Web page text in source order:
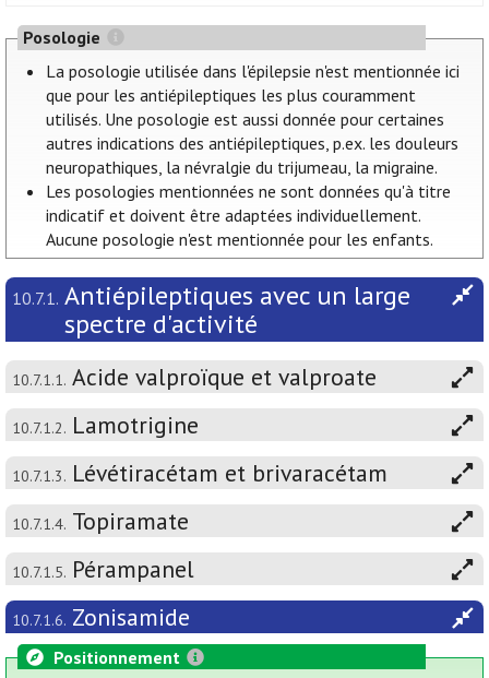
Posologie
La posologie utilisée dans l'épilepsie n'est mentionnée ici
que pour les antiépileptiques les plus couramment
utilisés. Une posologie est aussi donnée pour certaines
autres indications des antiépileptiques, p.ex. les douleurs
neuropathiques, la névralgie du trijumeau, la migraine.
Les posologies mentionnées ne sont données qu'à titre
indicatif et doivent être adaptées individuellement.
Aucune posologie n'est mentionnée pour les enfants.
10.7.1. Antiépileptiques avec un large
spectre d'activité
10.7.1.1. Acide valproïque et valproate
10.7.1.2. Lamotrigine
10.7.1.3. Lévétiracétam et brivaracétam
10.7.1.4. Topiramate
10.7.1.5. Pérampanel
10.7.1.6. Zonisamide
Positionnement